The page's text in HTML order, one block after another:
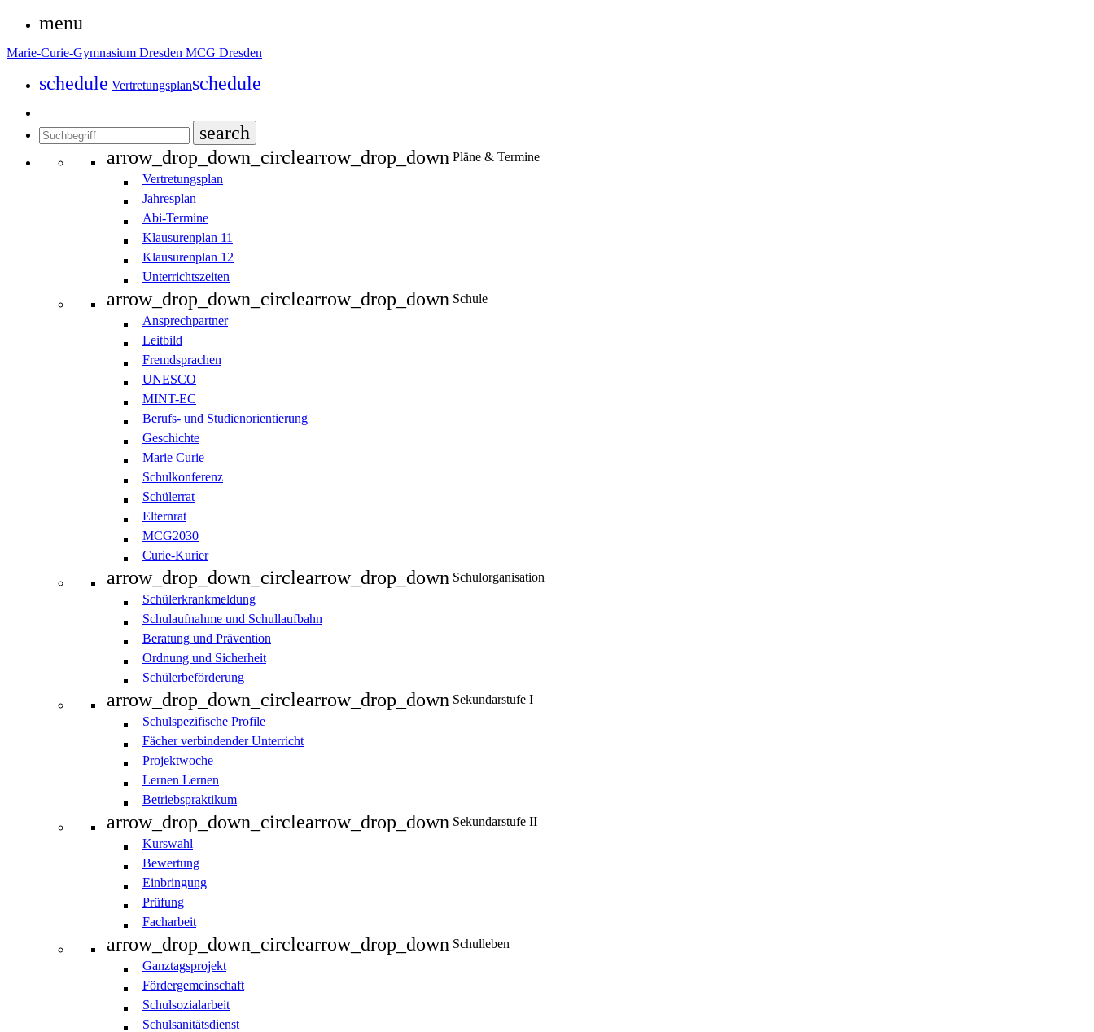
menu
Marie-Curie-Gymnasium Dresden MCG Dresden
schedule Vertretungsplanschedule
search
arrow_drop_down_circlearrow_drop_down Pläne & Termine
Vertretungsplan
Jahresplan
Abi-Termine
Klausurenplan 11
Klausurenplan 12
Unterrichtszeiten
arrow_drop_down_circlearrow_drop_down Schule
Ansprechpartner
Leitbild
Fremdsprachen
UNESCO
MINT-EC
Berufs- und Studienorientierung
Geschichte
Marie Curie
Schulkonferenz
Schülerrat
Elternrat
MCG2030
Curie-Kurier
arrow_drop_down_circlearrow_drop_down Schulorganisation
Schülerkrankmeldung
Schulaufnahme und Schullaufbahn
Beratung und Prävention
Ordnung und Sicherheit
Schülerbeförderung
arrow_drop_down_circlearrow_drop_down Sekundarstufe I
Schulspezifische Profile
Fächer verbindender Unterricht
Projektwoche
Lernen Lernen
Betriebspraktikum
arrow_drop_down_circlearrow_drop_down Sekundarstufe II
Kurswahl
Bewertung
Einbringung
Prüfung
Facharbeit
arrow_drop_down_circlearrow_drop_down Schulleben
Ganztagsprojekt
Fördergemeinschaft
Schulsozialarbeit
Schulsanitätsdienst